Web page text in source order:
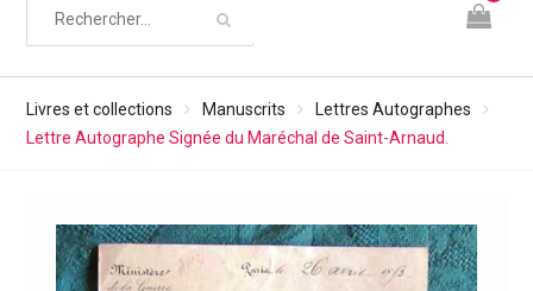
Livres et collections Manuscrits
Lettres Autographes
Lettre Autographe Signée du Maréchal de Saint-Arnaud.